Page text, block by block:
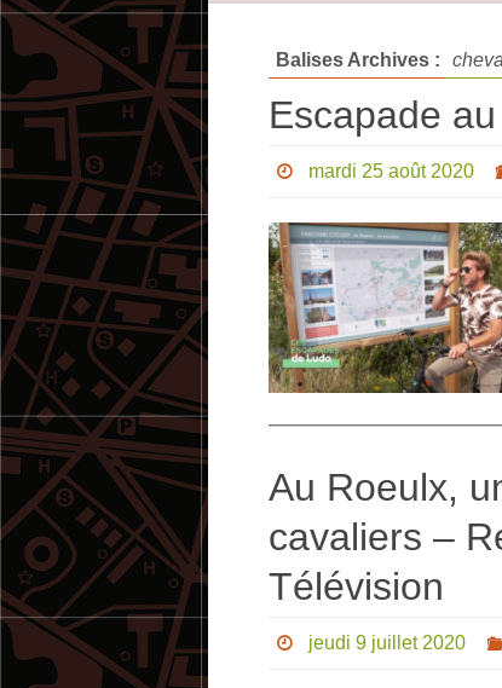
Balises Archives :
Escapade
mardi 25 août 2020
Au Roeulx,
cavaliers –
Télévision
jeudi 9 juillet 2020